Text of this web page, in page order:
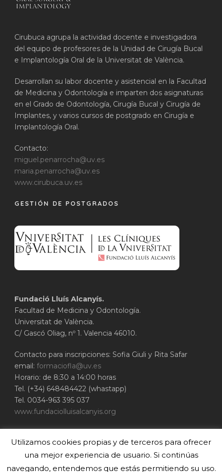
Cirubuca agrupa la actividad docente e investigadora
del equipo de profesores de la Unidad de Cirugía Bucal
e Implantología Oral de la Universitat de València.
Desarrollan su labor docente y asistencial en la Facultad
de Medicina y Odontología e imparten dos asignaturas
en el Grado de Odontología, Cirugía Bucal y Cirugía de
Implantes, y varios cursos de postgrado en Cirugía e
Implantología Oral.
Contacto:
miguel.penarrocha@uv.es
maria.penarrocha@uv.es
www.cirubuca.uv.es
GESTIÓN DE POSTGRADOS
Fundació Lluís Alcanyís.
Facultad de Medicina y Odontología.
Universitat de València.
C/ Gascó Oliag, nº 1. Valencia 46010.
Contacto para inscripciones: Sofia Giuli y Rita Safar
email: formaciofla@uv.es
Horario: de 8:30 a 14:00 horas
Tel. (+34) 648484422 (whastapp)
Tel. 0034-963 395 037
www.fundaciolluisalcanyis.org
ValenciaUniversitat de València
www.adeituv.es
Utilizamos cookies propias y de terceros para ofrecer
una mejor experiencia de usuario. Si continúas
navegando, entendemos que estás permitiendo su uso.